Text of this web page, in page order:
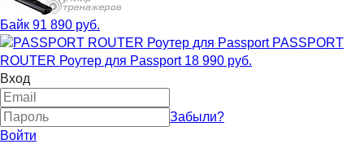
Байк 91 890 руб.
PASSPORT
ROUTER Роутер для Passport 18 990 руб.
Вход
Забыли?
Войти